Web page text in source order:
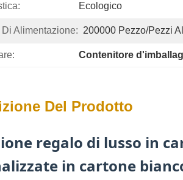
Ecologico
Alimentazione: 200000 Pezzo/pezzi
Contenitore
Del Prodotto
regalo di lusso in
in cartone